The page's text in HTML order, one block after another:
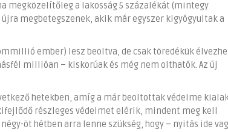
megközelítőleg a lakosság 5 százalékát (mintegy
megbetegszenek, akik már egyszer kigyógyultak a
ember) lesz beoltva, de csak töredékük
millióan – kiskorúak és még nem olthatók. Az új
hetekben, amíg a már beoltottak védelme
részleges védelmet elérik, mindent meg kell
öt hétben arra lenne szükség, hogy – nyitás ide